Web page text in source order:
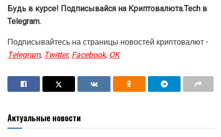
Будь в курсе! Подписывайся на Криптовалюта.Tech в
Telegram.
Подписывайтесь на страницы новостей криптовалют -
Telegram,Twitter,Facebook,OK
Актуальные новости